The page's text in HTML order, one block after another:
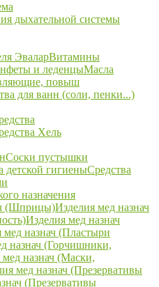
дыхательной системы
ЭваларВитамины
и леденцыМасла
повыш
для ванн (соли, пенки...)
Хель
Соски пустышки
детской гигиеныСредства
назначения
(Шприцы)Изделия мед назнач
Изделия мед назнач
мед назнач (Пластыри
назнач (Горчишники,
мед назнач (Маски,
мед назнач (Презервативы
(Презервативы